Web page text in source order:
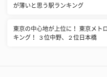
が薄いと思う駅ランキング
東京の中心地が上位に！ 東京メト
キング！ ３位中野、２位日本橋